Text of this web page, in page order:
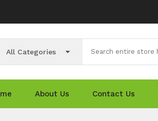
All Categories
About Us Contact Us